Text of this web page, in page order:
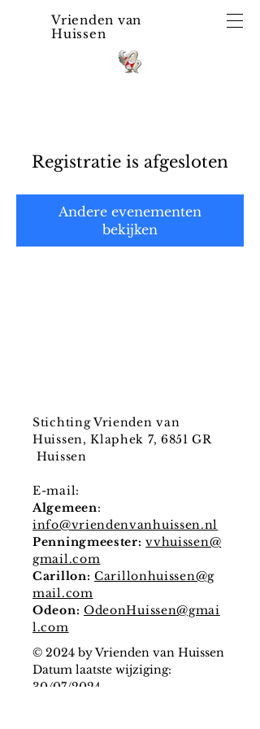
Vrienden van
Huissen
Registratie is afgesloten
Andere evenementen
bekijken
Stichting Vrienden van
Huissen, Klaphek 7, 6851 GR
Huissen
E-mail:
Algemeen:
info@vriendenvanhuissen.nl
Penningmeester:vvhuissen@
gmail.com
Carillon: Carillonhuissen@g
mail.com
Odeon: OdeonHuissen@gmai
l.com
© 2024 by Vrienden van Huissen
Datum laatste wijziging:
30/07/2024